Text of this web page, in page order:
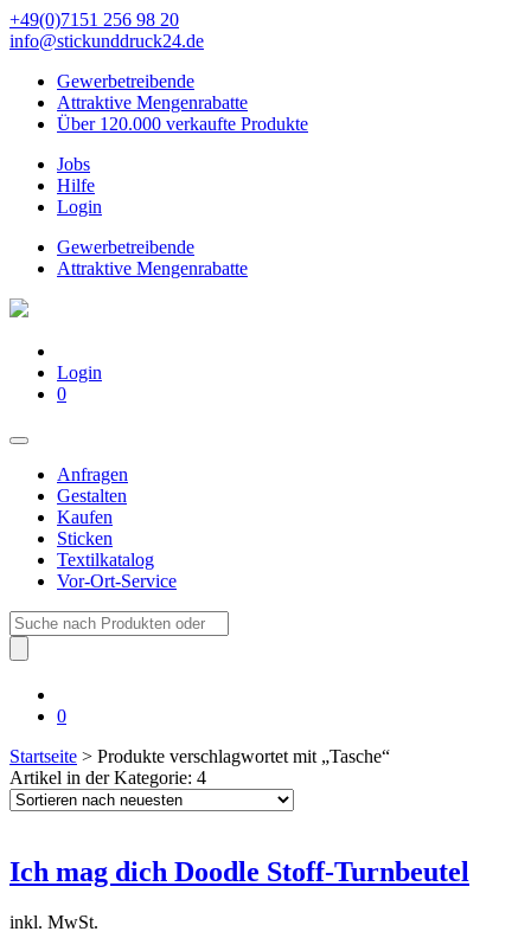
+49(0)7151 256 98 20‬
info@stickunddruck24.de
Gewerbetreibende
Attraktive Mengenrabatte
Über 120.000 verkaufte Produkte
Jobs
Hilfe
Login
Gewerbetreibende
Attraktive Mengenrabatte
Login
0
Anfragen
Gestalten
Kaufen
Sticken
Textilkatalog
Vor-Ort-Service
Suche
nach:
0
Startseite > Produkte verschlagwortet mit „Tasche“
Artikel in der Kategorie: 4
Ich mag dich Doodle Stoff-Turnbeutel
inkl. MwSt.